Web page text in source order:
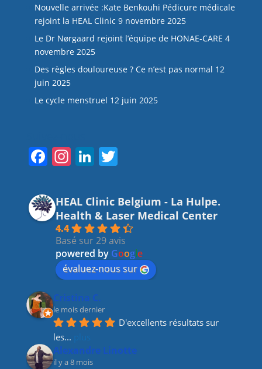
Nouvelle arrivée :Kate Benkouhi Pédicure médicale
rejoint la HEAL Clinic 9 novembre 2025
Le Dr Nørgaard rejoint l’équipe de HONAE-CARE 4
novembre 2025
Des règles douloureuse ? Ce n’est pas normal 12
juin 2025
Le cycle menstruel 12 juin 2025
F
c
e
b
o
o
k
In
a
gr
a
m
Li
k
e
dI
n
T
itt
er
HEAL Clinic Belgium - La Hulpe.
Health & Laser Medical Center
4.4
Basé sur 29 avis
powered by Google
évaluez-nous sur
Cristina C.
le mois dernier
D'excellents résultats sur
les... plus
Alexandre Linotte
il y a 8 mois